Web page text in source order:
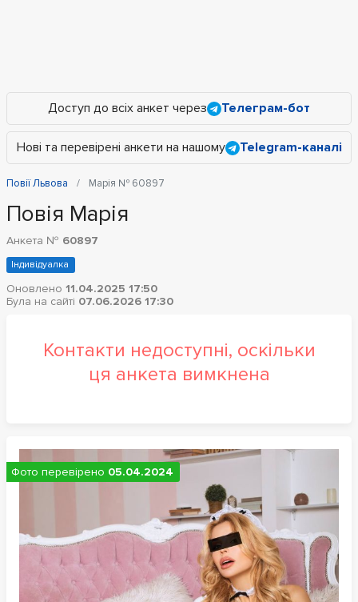
Доступ до всіх анкет через Телеграм-бот
Нові та перевірені анкети на нашому Telegram-каналі
Повії Львова Марія № 60897
Повія Марія
Анкета № 60897
Індивідуалка
Оновлено 11.04.2025 17:50
Була на сайті 07.06.2026 17:30
Контакти недоступні, оскільки
ця анкета вимкнена
Фото перевірено 05.04.2024